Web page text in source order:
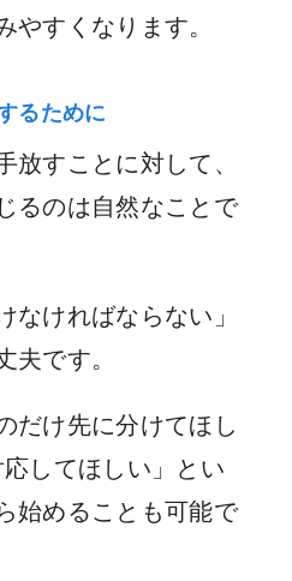
やすくなります。
るために
放すことに対して、
るのは自然なことで
なければならない」
夫です。
だけ先に分けてほし
してほしい」とい
始めることも可能で